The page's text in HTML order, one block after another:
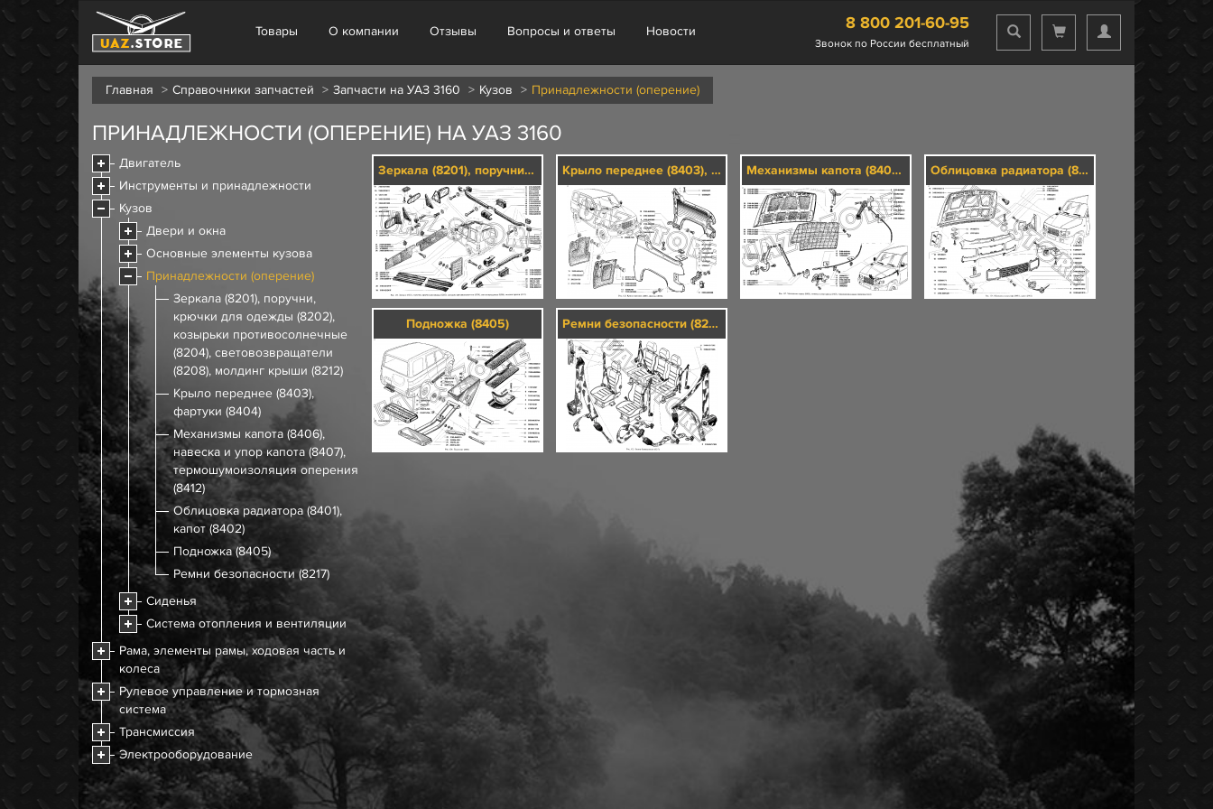
Товары О компании Отзывы Вопросы и ответы Новости 8 800 201-60-95
Звонок по России бесплатный
Главная Справочники запчастей Запчасти на УАЗ 3160 Кузов Принадлежности (оперение)
ПРИНАДЛЕЖНОСТИ (ОПЕРЕНИЕ) НА УАЗ 3160
Двигатель
Инструменты и принадлежности
Кузов
Двери и окна
Основные элементы кузова
Принадлежности (оперение)
Зеркала (8201), поручни,
крючки для одежды (8202),
козырьки противосолнечные
(8204), световозвращатели
(8208), молдинг крыши (8212)
Крыло переднее (8403),
фартуки (8404)
Механизмы капота (8406),
навеска и упор капота (8407),
термошумоизоляция оперения
(8412)
Облицовка радиатора (8401),
капот (8402)
Подножка (8405)
Ремни безопасности (8217)
Сиденья
Система отопления и вентиляции
Рама, элементы рамы, ходовая часть и
колеса
Рулевое управление и тормозная
система
Трансмиссия
Электрооборудование
Зеркала (8201), поручни, крючки для одежды (8202), козырьки противосолнечные (8204), световозвращатели (8208), молдинг крыши (8212) Крыло переднее (8403), фартуки (8404) Механизмы капота (8406), навеска и упор капота (8407), термошумоизоляция оперения (8412) Облицовка радиатора (8401), капот (8402)
Подножка (8405) Ремни безопасности (8217)